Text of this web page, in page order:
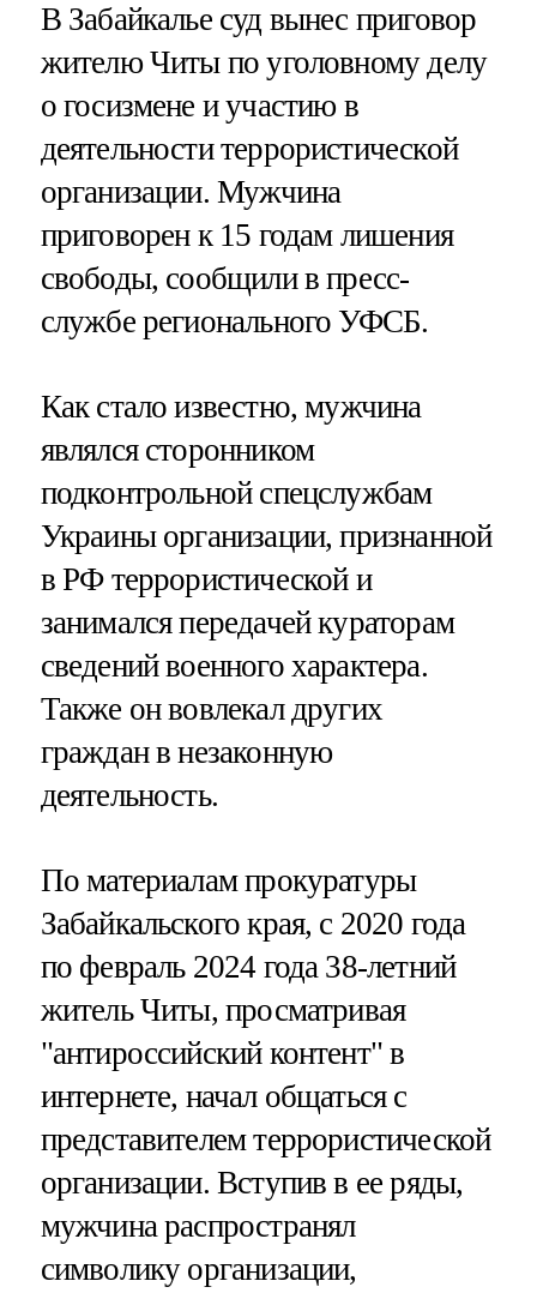
В Забайкалье суд вынес приговор
жителю Читы по уголовному делу
о госизмене и участию в
деятельности террористической
организации. Мужчина
приговорен к 15 годам лишения
свободы, сообщили в пресс-
службе регионального УФСБ.
Как стало известно, мужчина
являлся сторонником
подконтрольной спецслужбам
Украины организации, признанной
в РФ террористической и
занимался передачей кураторам
сведений военного характера.
Также он вовлекал других
граждан в незаконную
деятельность.
По материалам прокуратуры
Забайкальского края, с 2020 года
по февраль 2024 года 38-летний
житель Читы, просматривая
"антироссийский контент" в
интернете, начал общаться с
представителем террористической
организации. Вступив в ее ряды,
мужчина распространял
символику организации,